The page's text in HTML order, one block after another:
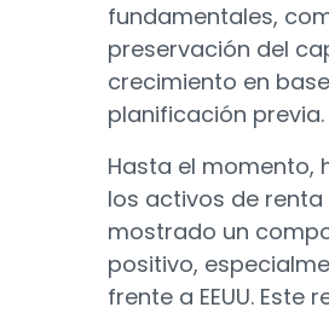
fundamentales,
preservación del
crecimiento en
planificación previa.
Hasta el momento,
los activos de
mostrado un
positivo,
frente a EEUU. Este